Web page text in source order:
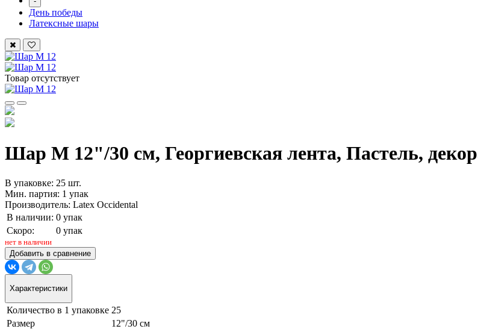
День победы
Латексные шары
Товар отсутствует
Шар М 12"/30 см, Георгиевская лента, Пастель,
В упаковке: 25 шт.
Мин. партия: 1 упак
Производитель: Latex Occidental
В наличии: 0 упак
Скоро:
0 упак
нет в наличии
Добавить в сравнение
Характеристики
Количество в 1 упаковке 25
Размер
12"/30 см